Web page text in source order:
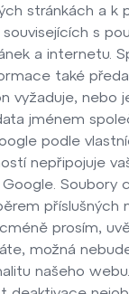
stránkách a k
s
a internetu.
také
vyžaduje, nebo
jménem
podle
nepřipojuje
Soubory
příslušných
prosím,
možná
našeho